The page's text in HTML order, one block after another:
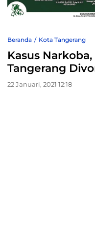
Beranda Kota Tangerang
Kasus
Tangerang
22 Januari, 2021 12:18